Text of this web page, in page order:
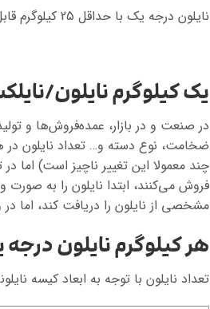
نایلون درجه یک با حداقل 25 کیلوگرم قابل سفارش است. قیمت ارائه شده در بالای این صفحه هزینه نایلون همراه با چاپ طرح شما است.
یک کیلوگرم نایلون/
در صنعت و در بازار، عمده‌فروش‌ها و
ضخامت، نوع دسته و… تعداد نایلون
چند معمولا این تغییر ناچیز است) اما
فروش می‌کنند، ابتدا نایلون را به
مشخصی از نایلون را دریافت کند، اما
هر کیلوگرم نایلون
تعداد نایلون با توجه به ابعاد کیسه